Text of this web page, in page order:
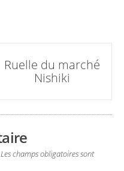
Ruelle du marché
Nishiki
Les champs obligatoires sont